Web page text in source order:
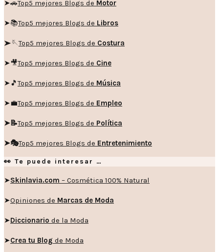
➤🚗Top5 mejores Blogs de Motor
➤📚Top5 mejores Blogs de Libros
➤🪡Top5 mejores Blogs de Costura
➤🎥Top5 mejores Blogs de Cine
➤🎵Top5 mejores Blogs de Música
➤💼Top5 mejores Blogs de Empleo
➤📝Top5 mejores Blogs de Política
➤🎭Top5 mejores Blogs de Entretenimiento
👀 Te puede interesar …
➤Skinlavia.com – Cosmética 100% Natural
➤Opiniones de Marcas de Moda
➤Diccionario de la Moda
➤Crea tu Blog de Moda